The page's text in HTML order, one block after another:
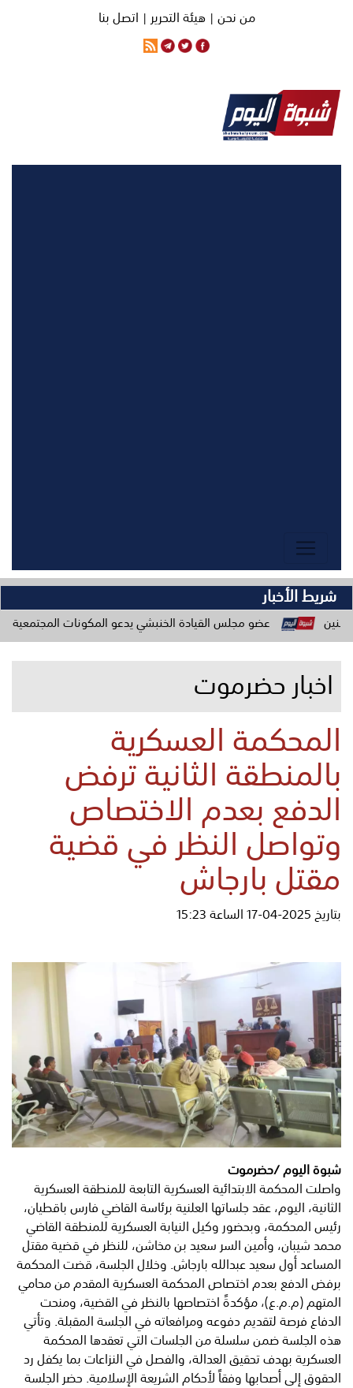
من نحن |هيئة التحرير | اتصل بنا
شريط الأخبار
عضو مجلس القيادة الخنبشي يدعو المكونات المجتمعية للاصطفاف خلف
اخبار حضرموت
المحكمة العسكرية
بالمنطقة الثانية ترفض
الدفع بعدم الاختصاص
وتواصل النظر في قضية
مقتل بارجاش
بتاريخ 2025-04-17 الساعة 15:23
شبوة اليوم /حضرموت
واصلت المحكمة الابتدائية العسكرية التابعة للمنطقة العسكرية
الثانية، اليوم، عقد جلساتها العلنية برئاسة القاضي فارس باقطيان،
رئيس المحكمة، وبحضور وكيل النيابة العسكرية للمنطقة القاضي
محمد شيبان، وأمين السر سعيد بن مخاشن، للنظر في قضية مقتل
المساعد أول سعيد عبدالله بارجاش. وخلال الجلسة، قضت المحكمة
برفض الدفع بعدم اختصاص المحكمة العسكرية المقدم من محامي
المتهم (م.م.ع)، مؤكدةً اختصاصها بالنظر في القضية، ومنحت
الدفاع فرصة لتقديم دفوعه ومرافعاته في الجلسة المقبلة. وتأتي
هذه الجلسة ضمن سلسلة من الجلسات التي تعقدها المحكمة
العسكرية بهدف تحقيق العدالة، والفصل في النزاعات بما يكفل رد
الحقوق إلى أصحابها وفقاً لأحكام الشريعة الإسلامية. حضر الجلسة